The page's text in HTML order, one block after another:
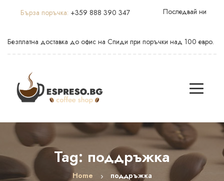
Бърза поръчка: +359 888 390 347 Последвай ни
Безплатна доставка до офис на Спиди при поръчки над 100 евро.
Tag: поддръжка
Home поддръжка